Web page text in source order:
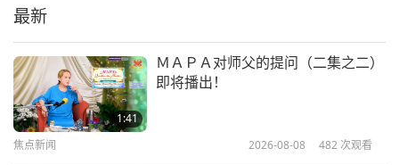
帛琉的蔚蓝海洋奇观
最新
1:41
ＭＡＰＡ对师父的提问（二集之二）
即将播出！
焦点新闻 2026-08-08 482 次观看